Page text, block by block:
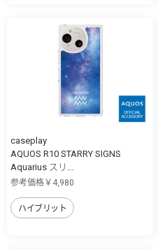
caseplay
AQUOS R10 STARRY SIGNS
Aquarius スリ...
参考価格￥4,980
ハイブリット